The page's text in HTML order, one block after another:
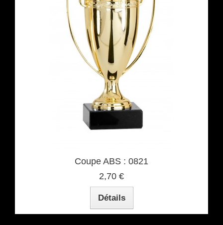
Coupe ABS : 0821
2,70 €
Détails